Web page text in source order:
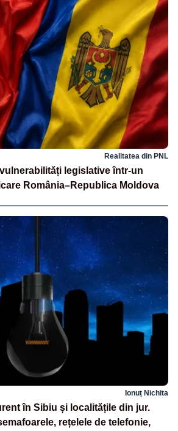
Realitatea din PNL
legislative într-un
România–Republica Moldova
Ionuț Nichita
în Sibiu și localitățile din jur.
rețelele de telefonie,